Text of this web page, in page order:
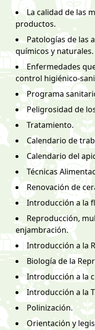
La calidad de las
productos.
Patologías de las
químicos y naturales.
Enfermedades
control higiénico-
Programa
Peligrosidad de
Tratamiento.
Calendario de
Calendario del
Técnicas
Renovación de
Introducción a la
Reproducción,
enjambración.
Introducción a la
Biología de la
Introducción a la
Introducción a la
Polinización.
Orientación y